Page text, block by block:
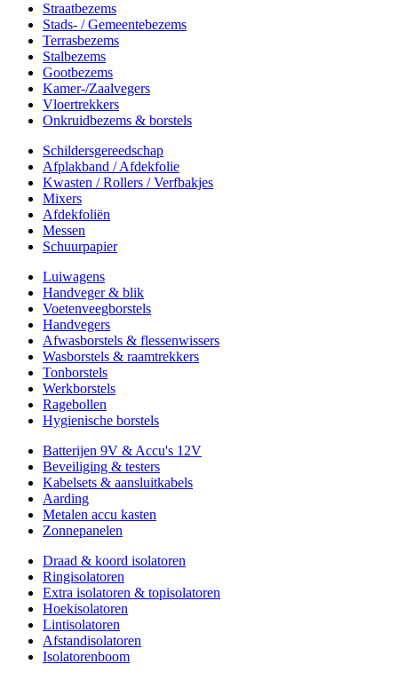
Straatbezems
Stads- / Gemeentebezems
Terrasbezems
Stalbezems
Gootbezems
Kamer-/Zaalvegers
Vloertrekkers
Onkruidbezems & borstels
Schildersgereedschap
Afplakband / Afdekfolie
Kwasten / Rollers / Verfbakjes
Mixers
Afdekfoliën
Messen
Schuurpapier
Luiwagens
Handveger & blik
Voetenveegborstels
Handvegers
Afwasborstels & flessenwissers
Wasborstels & raamtrekkers
Tonborstels
Werkborstels
Ragebollen
Hygienische borstels
Batterijen 9V & Accu's 12V
Beveiliging & testers
Kabelsets & aansluitkabels
Aarding
Metalen accu kasten
Zonnepanelen
Draad & koord isolatoren
Ringisolatoren
Extra isolatoren & topisolatoren
Hoekisolatoren
Lintisolatoren
Afstandisolatoren
Isolatorenboom